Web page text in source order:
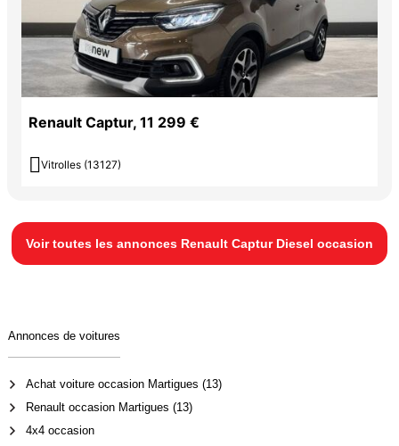
Renault Captur, 11 299 €
 Vitrolles (13127)
Voir toutes les annonces Renault Captur Diesel occasion
Annonces de voitures
Achat voiture occasion Martigues (13)
Renault occasion Martigues (13)
4x4 occasion